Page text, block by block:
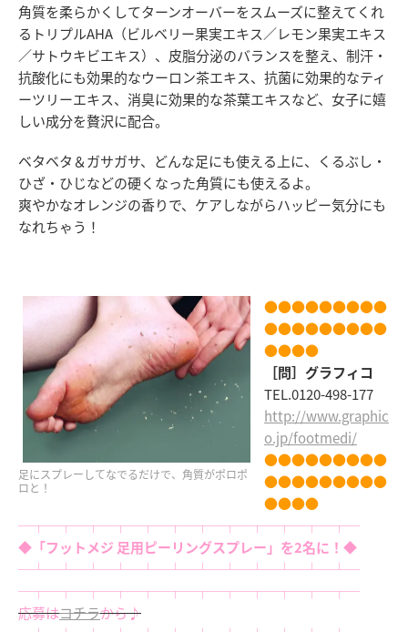
角質を柔らかくしてターンオーバーをスムーズに整えてくれ
るトリプルAHA（ビルベリー果実エキス／レモン果実エキス
／サトウキビエキス）、皮脂分泌のバランスを整え、制汗・
抗酸化にも効果的なウーロン茶エキス、抗菌に効果的なティ
ーツリーエキス、消臭に効果的な茶葉エキスなど、女子に嬉
しい成分を贅沢に配合。
ベタベタ＆ガサガサ、どんな足にも使える上に、くるぶし・
ひざ・ひじなどの硬くなった角質にも使えるよ。
爽やかなオレンジの香りで、ケアしながらハッピー気分にも
なれちゃう！
足にスプレーしてなでるだけで、角質がポロポ
ロと！
●●●●●●●●●
●●●●●●●●●
●●●●
［問］グラフィコ
TEL.0120-498-177
http://www.graphic
o.jp/footmedi/
●●●●●●●●●
●●●●●●●●●
●●●●
─┬─┬─┬─┬─┬─┬─┬─┬─┬─┬─┬─┬─
◆「フットメジ 足用ピーリングスプレー」を2名に！◆
─┴─┴─┴─┴─┴─┴─┴─┴─┴─┴─┴─┴─
─┬─┬─┬─┬─┬─┬─┬─┬─┬─┬─┬─┬─
応募はコチラから♪